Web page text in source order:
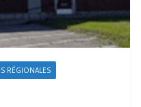
RÉGIONALES